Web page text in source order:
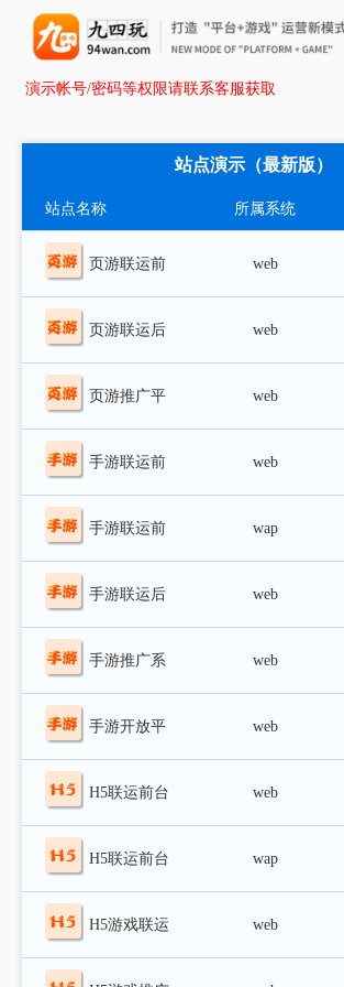
演示帐号/密码等权限请联系客服获取
站点演示（最新版）
站点名称 所属系统
页游联运前
台
web
页游联运后
台
web
页游推广平
台
web
手游联运前
台(pc)
web
手游联运前
台(wap)
wap
手游联运后
台
web
手游推广系
统
web
手游开放平
台
web
H5联运前台
(pc)
web
H5联运前台
(wap)
wap
H5游戏联运 web